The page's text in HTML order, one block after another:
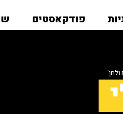
פודקאסטים